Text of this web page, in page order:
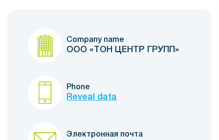
Company name
ООО «ТОН ЦЕНТР ГРУПП»
Phone
Reveal data
Электронная почта